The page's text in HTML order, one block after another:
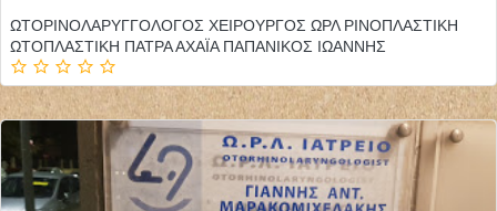
ΩΤΟΡΙΝΟΛΑΡΥΓΓΟΛΟΓΟΣ ΧΕΙΡΟΥΡΓΟΣ ΩΡΛ ΡΙΝΟΠΛΑΣΤΙΚΗ
ΩΤΟΠΛΑΣΤΙΚΗ ΠΑΤΡΑ ΑΧΑΪΑ ΠΑΠΑΝΙΚΟΣ ΙΩΑΝΝΗΣ